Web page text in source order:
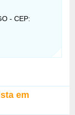
- CEP:
em